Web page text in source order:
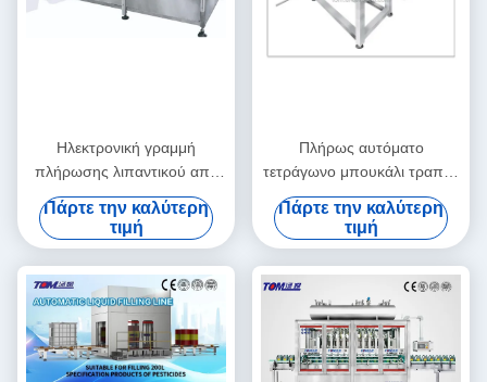
Ηλεκτρονική γραμμή
πλήρωσης λιπαντικού από
ανοξείδωτο χάλυβα 5-10L
ημιαυτόματος τροφοδότης
φιαλών
Πάρτε την καλύτερη
τιμή
Πλήρως αυτόματο
τετράγωνο μπουκάλι τραπέζι
τροφοδοσίας για 1-5L
Πάρτε την καλύτερη
τιμή